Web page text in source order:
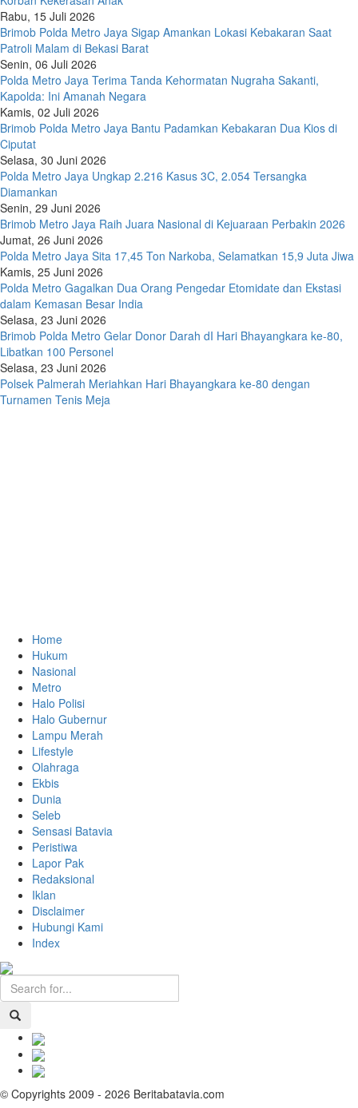
Rabu, 15 Juli 2026
Brimob Polda Metro Jaya Sigap Amankan Lokasi Kebakaran Saat
Patroli Malam di Bekasi Barat
Senin, 06 Juli 2026
Polda Metro Jaya Terima Tanda Kehormatan Nugraha Sakanti,
Kapolda: Ini Amanah Negara
Kamis, 02 Juli 2026
Brimob Polda Metro Jaya Bantu Padamkan Kebakaran Dua Kios di
Ciputat
Selasa, 30 Juni 2026
Polda Metro Jaya Ungkap 2.216 Kasus 3C, 2.054 Tersangka
Diamankan
Senin, 29 Juni 2026
Brimob Metro Jaya Raih Juara Nasional di Kejuaraan Perbakin 2026
Jumat, 26 Juni 2026
Polda Metro Jaya Sita 17,45 Ton Narkoba, Selamatkan 15,9 Juta Jiwa
Kamis, 25 Juni 2026
Polda Metro Gagalkan Dua Orang Pengedar Etomidate dan Ekstasi
dalam Kemasan Besar India
Selasa, 23 Juni 2026
Brimob Polda Metro Gelar Donor Darah dI Hari Bhayangkara ke-80,
Libatkan 100 Personel
Selasa, 23 Juni 2026
Polsek Palmerah Meriahkan Hari Bhayangkara ke-80 dengan
Turnamen Tenis Meja
Home
Hukum
Nasional
Metro
Halo Polisi
Halo Gubernur
Lampu Merah
Lifestyle
Olahraga
Ekbis
Dunia
Seleb
Sensasi Batavia
Peristiwa
Lapor Pak
Redaksional
Iklan
Disclaimer
Hubungi Kami
Index
© Copyrights 2009 - 2026 Beritabatavia.com